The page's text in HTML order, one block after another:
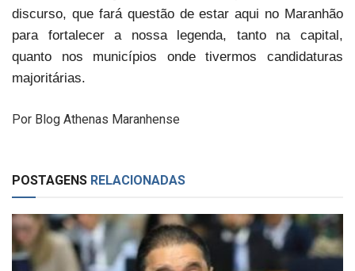
discurso, que fará questãode estar aqui no Maranhão
para fortalecer a nossa legenda, tanto na capital,
quanto nos municípios onde tivermos candidaturas
majoritárias.
Por Blog Athenas Maranhense
POSTAGENS RELACIONADAS